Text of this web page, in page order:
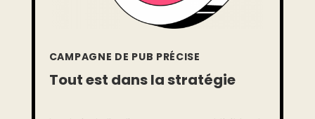
CAMPAGNE DE PUB PRÉCISE
Tout est dans la stratégie